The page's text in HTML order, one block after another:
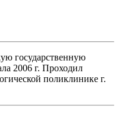
государственную
2006 г. Проходил
поликлинике г.